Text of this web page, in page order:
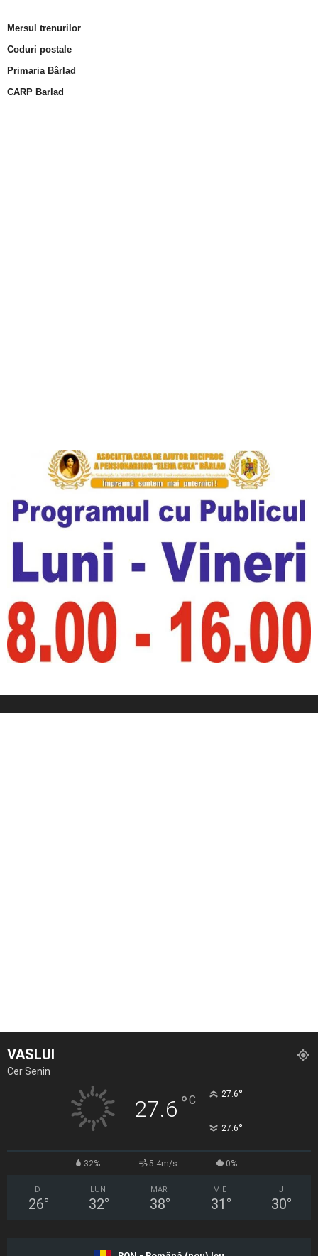
Mersul trenurilor
Coduri postale
Primaria Bârlad
CARP Barlad
VASLUI
Cer Senin
27.6 °C 27.6°
27.6°
32% 5.4m/s 0%
D
26°
LUN
32°
MAR
38°
MIE
31 °
J
30°